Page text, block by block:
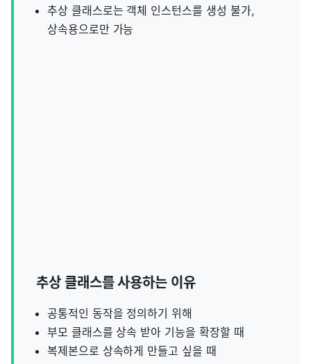
추상 클래스로는 객체 인스턴스를 생성 불가,
상속용으로만 가능
추상 클래스를 사용하는 이유
공통적인 동작을 정의하기 위해
부모 클래스를 상속 받아 기능을 확장할 때
복제본으로 상속하게 만들고 싶을 때